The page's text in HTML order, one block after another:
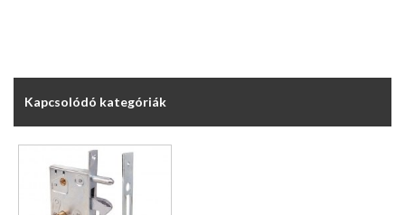
Kapcsolódó kategóriák